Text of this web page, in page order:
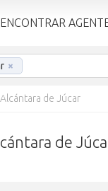
ENCONTRAR
×
Alcántara de Júcar
de